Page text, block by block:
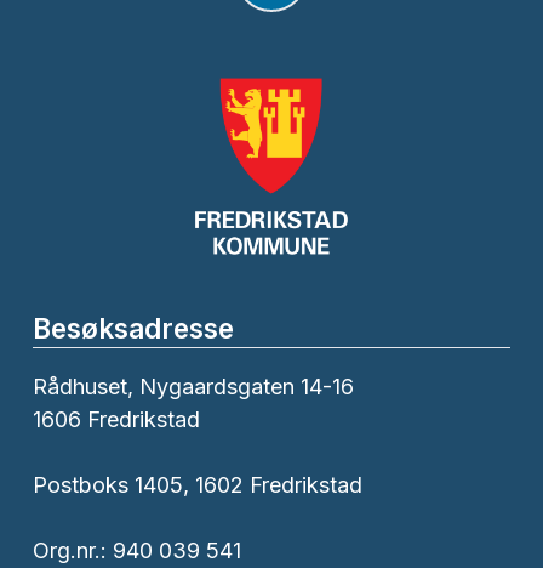
Besøksadresse
Rådhuset, Nygaardsgaten 14-16
1606 Fredrikstad
Postboks 1405, 1602 Fredrikstad
Org.nr.: 940 039 541